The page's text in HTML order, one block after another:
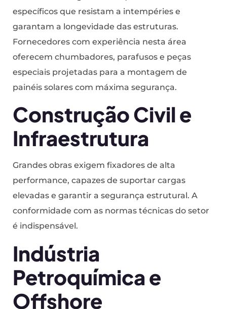
específicos que resistam a intempéries e
garantam a longevidade das estruturas.
Fornecedores com experiência nesta área
oferecem chumbadores, parafusos e peças
especiais projetadas para a montagem de
painéis solares com máxima segurança.
Construção Civil e
Infraestrutura
Grandes obras exigem fixadores de alta
performance, capazes de suportar cargas
elevadas e garantir a segurança estrutural. A
conformidade com as normas técnicas do setor
é indispensável.
Indústria
Petroquímica e
Offshore